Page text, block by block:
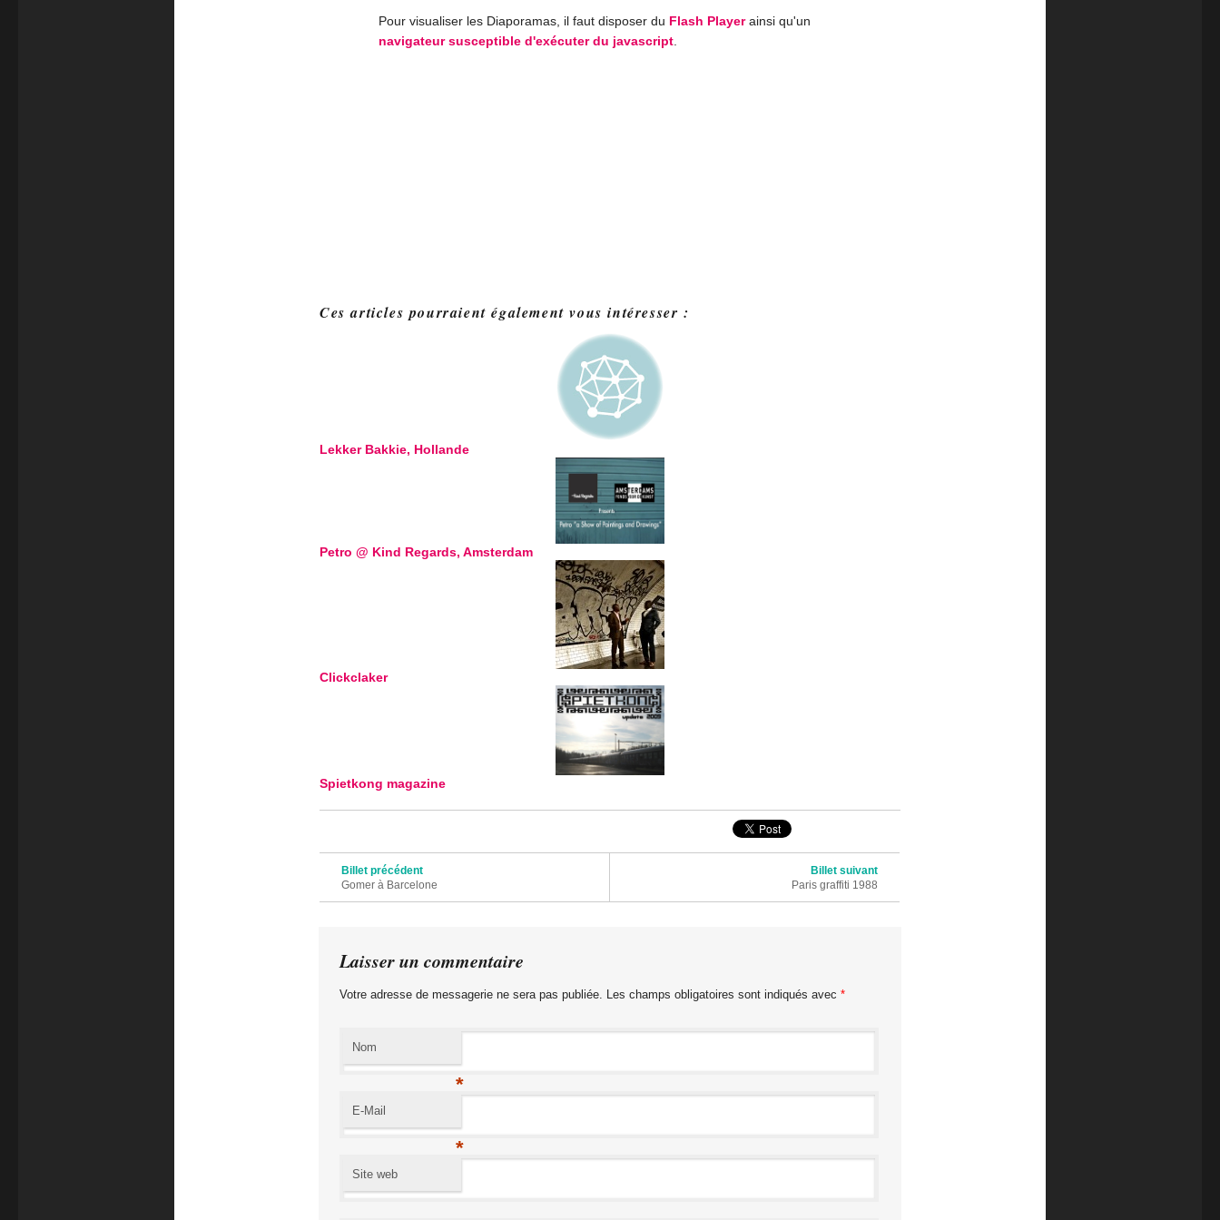
Pour visualiser les Diaporamas, il faut disposer du Flash Playerainsi qu'un
navigateur susceptible d'exécuter du javascript.
Ces articles pourraient également vous intéresser :
Lekker Bakkie, Hollande
Petro @ Kind Regards, Amsterdam
Clickclaker
Spietkong magazine
Billet précédent
Gomer à Barcelone
Billet suivant
Paris graffiti 1988
Laisser un commentaire
Votre adresse de messagerie ne sera pas publiée. Les champs obligatoires sont indiqués avec *
Nom
*
E-Mail
*
Site web